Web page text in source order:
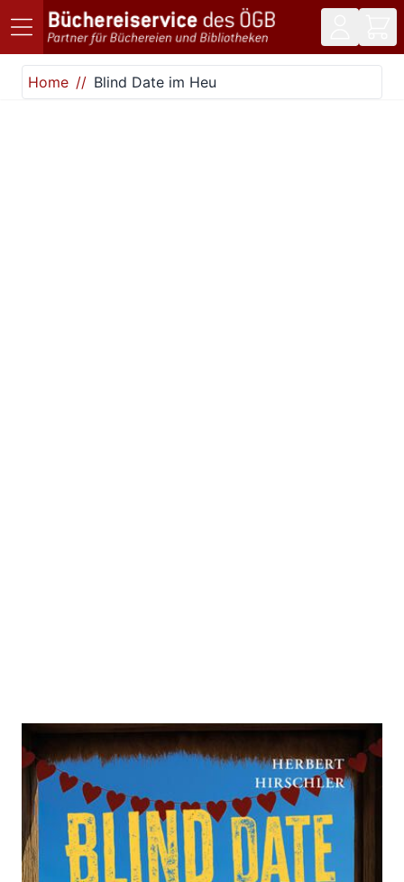
Direkt zum Inhalt
Home
Blind Date im Heu
Blind Date im Heu
Zur Wunschliste hinzufügen
Krimikomödie aus Österreich